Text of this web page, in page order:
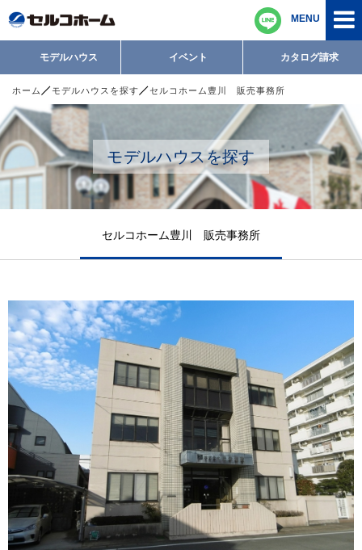
MENU
モデルハウス イベント カタログ請求
ホーム モデルハウスを探す セルコホーム豊川 販売事務所
モデルハウスを探す
セルコホーム豊川 販売事務所